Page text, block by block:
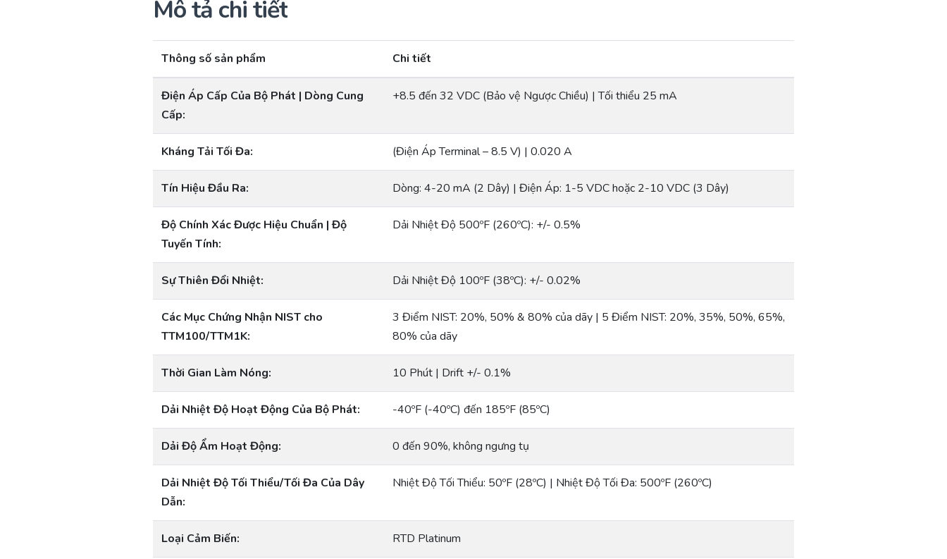
Mô tả chi tiết
Thông số sản phẩm Chi tiết
Điện Áp Cấp Của Bộ Phát | Dòng Cung
Cấp:
+8.5 đến 32 VDC (Bảo vệ Ngược Chiều) | Tối thiểu 25 mA
Kháng Tải Tối Đa: (Điện Áp Terminal – 8.5 V) | 0.020 A
Tín Hiệu Đầu Ra: Dòng: 4-20 mA (2 Dây) | Điện Áp: 1-5 VDC hoặc 2-10 VDC (3 Dây)
Độ Chính Xác Được Hiệu Chuẩn | Độ
Tuyến Tính:
Dải Nhiệt Độ 500ºF (260ºC): +/- 0.5%
Sự Thiên Đổi Nhiệt: Dải Nhiệt Độ 100ºF (38ºC): +/- 0.02%
Các Mục Chứng Nhận NIST cho
TTM100/TTM1K:
3 Điểm NIST: 20%, 50% & 80% của dãy | 5 Điểm NIST: 20%, 35%, 50%, 65%,
80% của dãy
Thời Gian Làm Nóng: 10 Phút | Drift +/- 0.1%
Dải Nhiệt Độ Hoạt Động Của Bộ Phát: -40ºF (-40ºC) đến 185ºF (85ºC)
Dải Độ Ẩm Hoạt Động: 0 đến 90%, không ngưng tụ
Dải Nhiệt Độ Tối Thiểu/Tối Đa Của Dây
Dẫn:
Nhiệt Độ Tối Thiểu: 50ºF (28ºC) | Nhiệt Độ Tối Đa: 500ºF (260ºC)
Loại Cảm Biến: RTD Platinum